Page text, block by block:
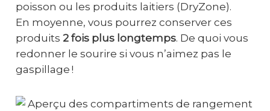
poisson ou les produits laitiers (DryZone).
En moyenne, vous pourrez conserver ces
produits 2 fois plus longtemps. De quoi vous
redonner le sourire si vous n’aimez pas le
gaspillage !